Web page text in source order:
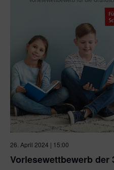
Vorlesewettbewerb der
26. April 2024 | 15:00